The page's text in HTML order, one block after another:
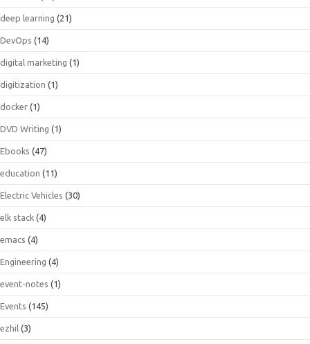
deep learning (21)
DevOps (14)
digital marketing (1)
digitization (1)
docker (1)
DVD Writing (1)
Ebooks (47)
education (11)
Electric Vehicles (30)
elk stack (4)
emacs (4)
Engineering (4)
event-notes (1)
Events (145)
ezhil (3)